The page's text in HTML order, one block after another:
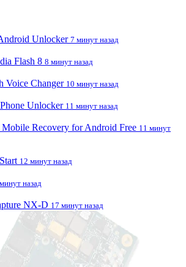
Unlocker 7 минут назад
Flash 8 8 минут назад
Voice Changer 10 минут назад
Unlocker 11 минут назад
Recovery for Android Free 11 минут
12 минут назад
назад
NX-D 17 минут назад